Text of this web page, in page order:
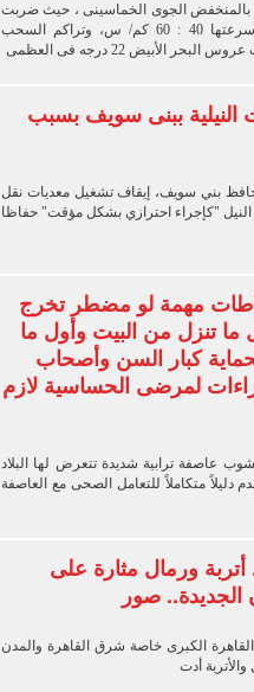
بالمنخفض الجوى الخماسينى ، حيث ضربت
المحافظة رياح شديدة تتراوح سرعتها 40 : 60 كم/ س، وتراكم السحب
الأبيض 22 درجه فى العظمى
النيلية ببنى سويف بسبب
بني سويف، إيقاف تشغيل معديات نقل
النيل "كإجراء احترازي بشكل مؤقت" حفاظا
مهمة لو مضطر تخرج
ما تنزل من البيت وأول ما
كبار السن وأصحاب
لمرضى الحساسية لازم
عاصفة ترابية شديدة تتعرض لها البلاد
دليلاً متكاملاً للتعامل الصحى مع العاصفة
ورمال مثارة على
الجديدة.. صور
الكبرى خاصة شرق القاهرة والمدن
أدت